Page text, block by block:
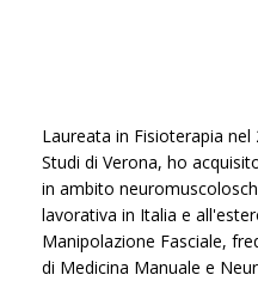
Laureata in Fisioterapia
Studi di Verona, ho
in ambito
lavorativa in Italia e
Manipolazione Fasciale,
di Medicina Manuale e